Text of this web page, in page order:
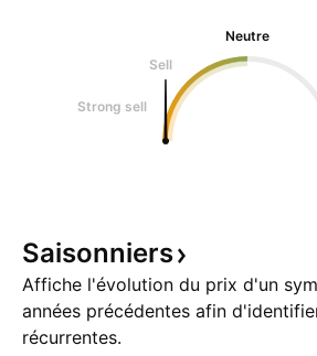
Neutre
Sell
Strong sell
Saisonniers
Affiche l'évolution du prix d'un
années précédentes afin
récurrentes.